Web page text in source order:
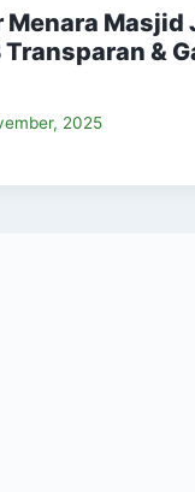
Menara Masjid
Transparan &
2025